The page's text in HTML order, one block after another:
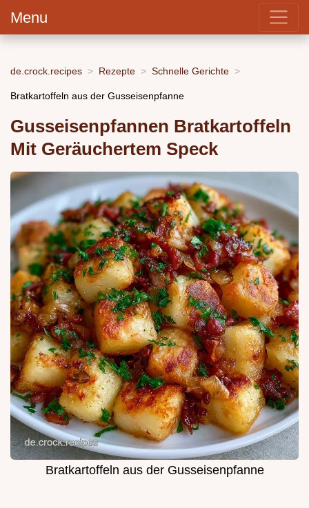
Menu
de.crock.recipes Rezepte Schnelle Gerichte
Bratkartoffeln aus der Gusseisenpfanne
Gusseisenpfannen Bratkartoffeln
Mit Geräuchertem Speck
Bratkartoffeln aus der Gusseisenpfanne